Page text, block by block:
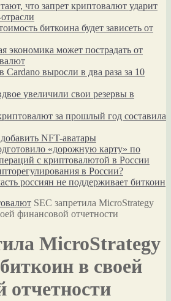
что запрет криптовалют ударит
биткоина будет зависеть от
экономика может пострадать от
Cardano выросли в два раза за 10
увеличили свои резервы в
за прошлый год составила
NFT-аватары
«дорожную карту» по
с криптовалютой в России
в России?
россиян не поддерживает биткоин
SEC запретила MicroStrategy
финансовой отчетности
MicroStrategy
в своей
отчетности